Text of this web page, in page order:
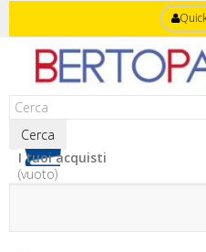
Cerca
I tuoi acquisti
(vuoto)